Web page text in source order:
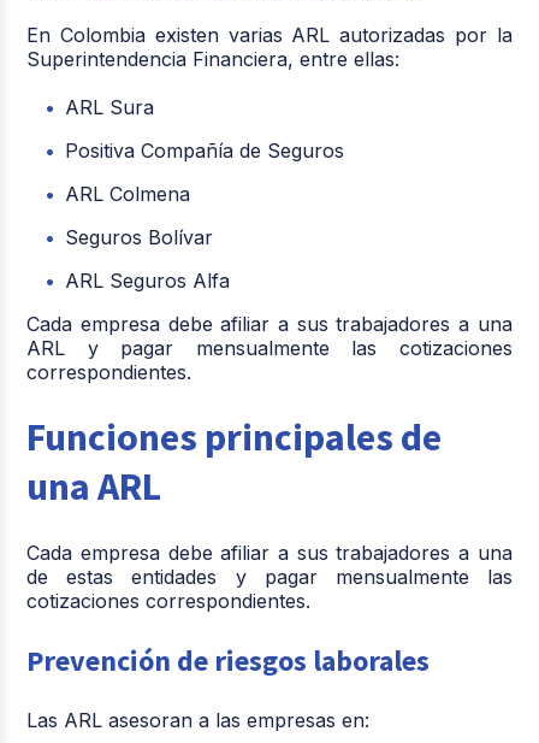
En Colombia existen varias ARL autorizadas por la
Superintendencia Financiera, entre ellas:
ARL Sura
Positiva Compañía de Seguros
ARL Colmena
Seguros Bolívar
ARL Seguros Alfa
Cada empresa debe afiliar a sus trabajadores a una
ARL y pagar mensualmente las cotizaciones
correspondientes.
Funciones principales de
una ARL
Cada empresa debe afiliar a sus trabajadores a una
de estas entidades y pagar mensualmente las
cotizaciones correspondientes.
Prevención de riesgos laborales
Las ARL asesoran a las empresas en: